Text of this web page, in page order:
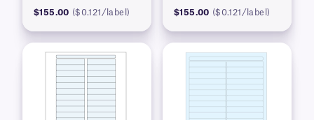
$155.00 ($0.121/label) $155.00 ($0.121/label)